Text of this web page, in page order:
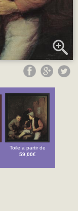
Toile a partir de
59,00€